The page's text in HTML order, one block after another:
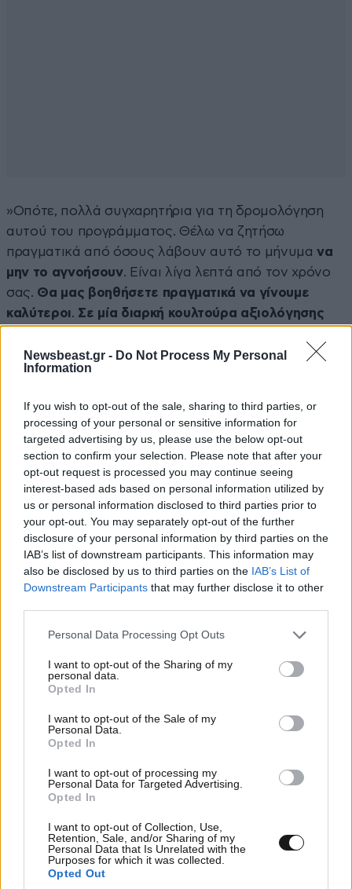
Newsbeast.gr - Do Not Process My Personal
Information
If you wish to opt-out of the sale, sharing to third parties, or
processing of your personal or sensitive information for
targeted advertising by us, please use the below opt-out
section to confirm your selection. Please note that after your
opt-out request is processed you may continue seeing
interest-based ads based on personal information utilized by
us or personal information disclosed to third parties prior to
your opt-out. You may separately opt-out of the further
disclosure of your personal information by third parties on the
IAB’s list of downstream participants. This information may
also be disclosed by us to third parties on the IAB’s List of
Downstream Participants that may further disclose it to other
Please note that this website/app uses one or more Google
not limited to your visit or usage behaviour. You may click to
grant or deny consent to Google and its third-party tags to
use your data for below specified purposes in below Google
consent section.
Personal Data Processing Opt Outs
I want to opt-out of the Sharing of my
personal data.
Opted In
I want to opt-out of the Sale of my
Personal Data.
Opted In
I want to opt-out of processing my
Personal Data for Targeted Advertising.
Opted In
I want to opt-out of Collection, Use,
Retention, Sale, and/or Sharing of my
Personal Data that Is Unrelated with the
Purposes for which it was collected.
Opted Out
»Οπότε, πολλά συγχαρητήρια για τη δρομολόγηση
αυτού του προγράμματος. Θέλω να ζητήσω
πραγματικά από όσους λάβουν αυτό το μήνυμανα
μην το αγνοήσουν. Είναι λίγα λεπτά από τον χρόνο
σας. Θα μας βοηθήσετε πραγματικά να γίνουμε
καλύτεροι. Σε μία διαρκή κουλτούρα αξιολόγησης
τελικά την πιο μεγάλη σημασία.Οπότε, μπράβο,
υπουργέ, και εις ανώτερα».
Από την πλευρά του,ο Υπουργός Υγείας Άδωνις
Γεωργιάδης σημείωσε: «Κύριε πρόεδρε, θέλω να
ευχαριστήσω όλη την ομάδα του υπουργείου Υγείας,
ηγεσία για τη δουλειά που έκαναν για να φτάσουμε
σήμερα εδώ.Και η Ειρήνη Αγαπηδάκη και εγώ
θα φέρειτη μεγάλη αλλαγή καθόσον για πρώτη φορά
θα λαμβάνουμε πληροφορία από τους ίδιους τους
ασθενείς.
»Πολλά χρόνια, κύριε πρόεδρε, λέγαμε ότι πρέπει να
κάνουμετο σύστημα ασθενοκεντρικό